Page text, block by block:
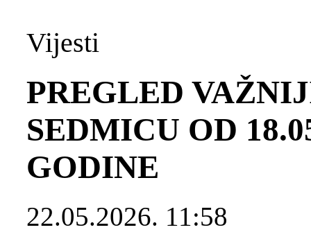
Vijesti
PREGLED
SEDMICU OD
GODINE
22.05.2026. 11:58